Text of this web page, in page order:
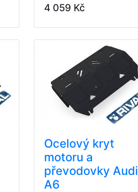
4 059 Kč
Ocelový kryt
motoru a
převodovky Audi
A6